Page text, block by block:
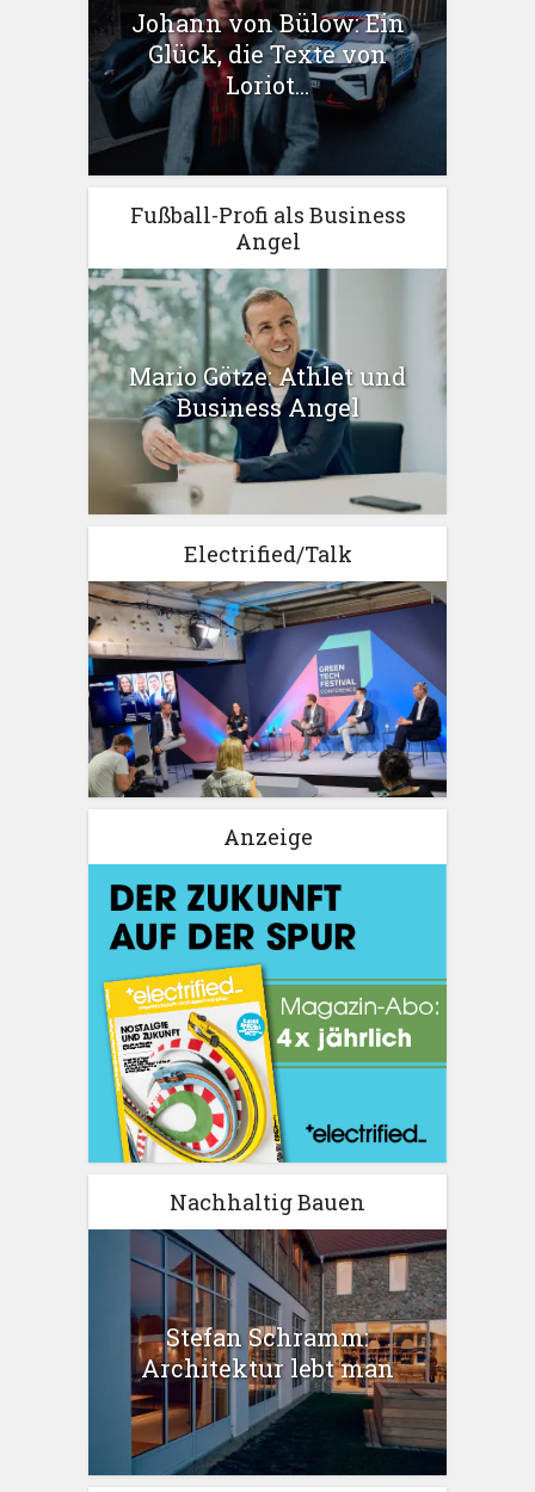
Johann von Bülow: Ein
Glück, die Texte von
Loriot...
Fußball-Profi als Business
Angel
Mario Götze: Athlet und
Business Angel
Electrified/Talk
Anzeige
Nachhaltig Bauen
Stefan Schramm:
Architektur lebt man